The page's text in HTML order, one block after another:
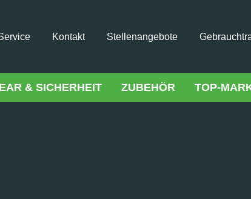
Kontakt Stellenangebote
& SICHERHEIT ZUBEHÖR TOP-